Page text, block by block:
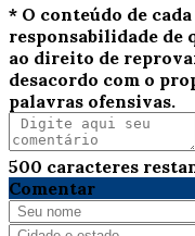
* O conteúdo de
responsabilidade de
ao direito de
desacordo com o
palavras ofensivas.
500 caracteres
Comentar